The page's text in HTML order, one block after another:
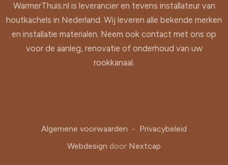
WarmerThuis.nl is leverancier en tevens installateur van
houtkachels in Nederland. Wij leveren alle bekende merken
en installatie materialen. Neem ook contact met ons op
voor de aanleg, renovatie of onderhoud van uw
rookkanaal.
Algemene voorwaarden - Privacybeleid
Webdesign door Nextcap